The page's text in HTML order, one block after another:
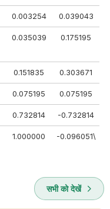
0.003254 0.039043
0.035039 0.175195
0.151835 0.303671
0.075195 0.075195
0.732814 -0.732814
1.000000 -0.096051\
सभी को देखें